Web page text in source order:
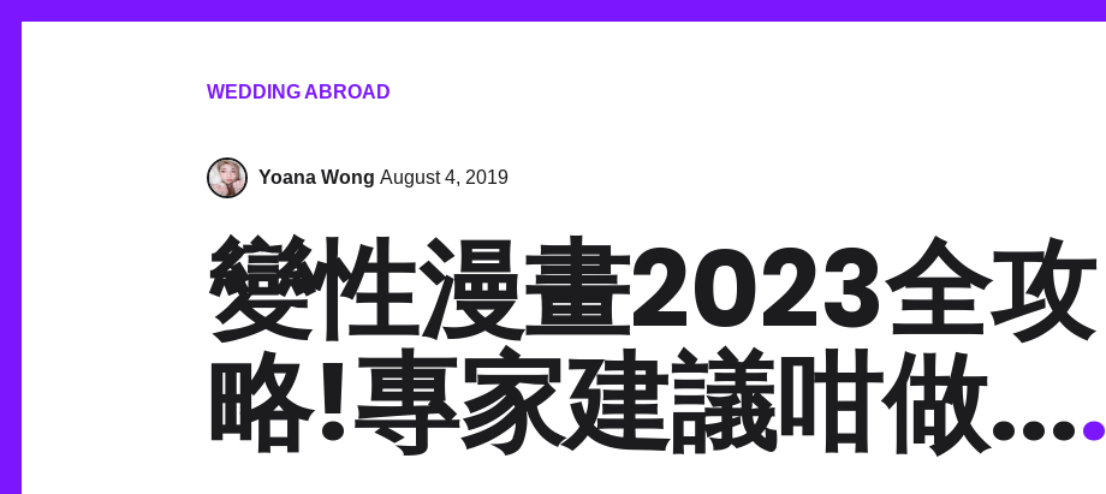
WEDDING ABROAD
Yoana Wong August 4, 2019
變性漫畫2023全攻
略!專家建議咁做....